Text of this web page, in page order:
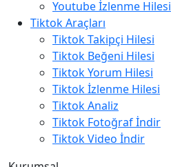
Youtube İzlenme Hilesi
Tiktok Araçları
Tiktok Takipçi Hilesi
Tiktok Beğeni Hilesi
Tiktok Yorum Hilesi
Tiktok İzlenme Hilesi
Tiktok Analiz
Tiktok Fotoğraf İndir
Tiktok Video İndir